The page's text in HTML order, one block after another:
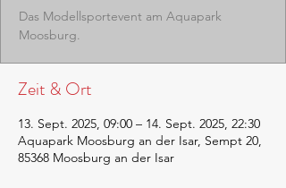
Das Modellsportevent am Aquapark
Moosburg.
Zeit & Ort
13. Sept. 2025, 09:00 – 14. Sept. 2025, 22:30
Aquapark Moosburg an der Isar, Sempt 20,
85368 Moosburg an der Isar